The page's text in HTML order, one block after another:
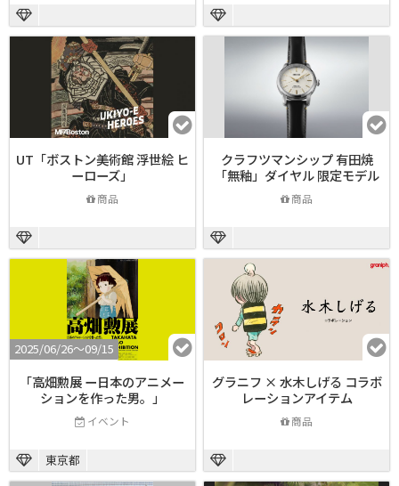
UT「ボストン美術館 浮世絵 ヒ
ーローズ」
商品
クラフツマンシップ 有田焼
「無釉」ダイヤル 限定モデル
商品
2025/06/26〜09/15
「高畑勲展 ー日本のアニメー
ションを作った男。」
イベント
東京都
グラニフ × 水木しげる コラボ
レーションアイテム
商品